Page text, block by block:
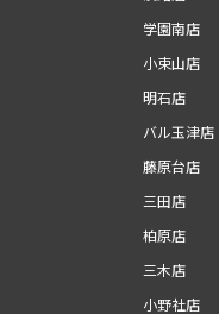
学園南店
小束山店
明石店
バル玉津店
藤原台店
三田店
柏原店
三木店
小野社店